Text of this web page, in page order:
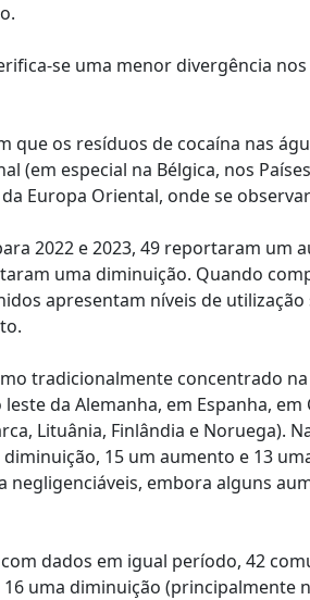
se uma menor divergência
que os resíduos de cocaína nas
(em especial na Bélgica, nos
Europa Oriental, onde se
2022 e 2023, 49 reportaram um
uma diminuição. Quando
apresentam níveis de
tradicionalmente concentrado na
da Alemanha, em Espanha, em
Lituânia, Finlândia e Noruega).
15 um aumento e 13
embora alguns
dados em igual período, 42
uma diminuição (principalmente